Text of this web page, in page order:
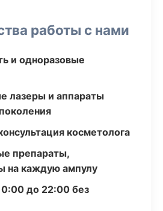
работы с нами
и одноразовые
лазеры и аппараты
косметолога
препараты,
на каждую ампулу
до 22:00 без